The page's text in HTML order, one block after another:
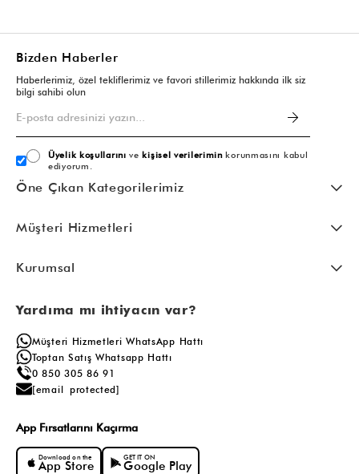
Bizden Haberler
Haberlerimiz, özel tekliflerimiz ve favori stillerimiz hakkında ilk siz
bilgi sahibi olun
Üyelik koşullarını vekişisel verileriminkorunmasını kabul
ediyorum.
Öne Çıkan Kategorilerimiz
Müşteri Hizmetleri
Kurumsal
Yardıma mı ihtiyacın var?
Müşteri Hizmetleri WhatsApp Hattı
Toptan Satış Whatsapp Hattı
0 850 305 86 91
[email protected]
App Fırsatlarını Kaçırma
Download on the
App Store
GET IT ON
Google Play